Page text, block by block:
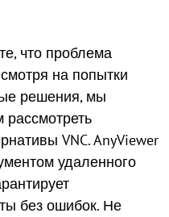
что проблема
на попытки
решения, мы
рассмотреть
VNC. AnyViewer
удаленного
без ошибок. Не